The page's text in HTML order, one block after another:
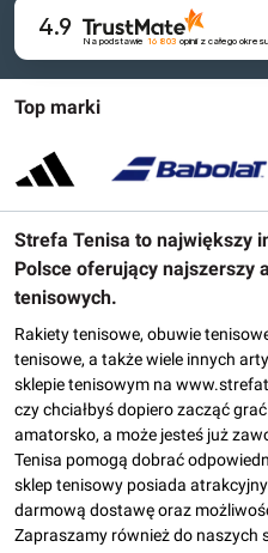
Top marki
Strefa Tenisa to największy
Polsce oferujący najszerszy
tenisowych.
Rakiety tenisowe, obuwie
tenisowe, a także wiele innych
sklepie tenisowym na
czy chciałbyś dopiero zacząć
amatorsko, a może jesteś już
Tenisa pomogą dobrać
sklep tenisowy posiada
darmową dostawę oraz
Zapraszamy również do naszych
4.9
Na podstawie 16 803 opinii z całego okresu